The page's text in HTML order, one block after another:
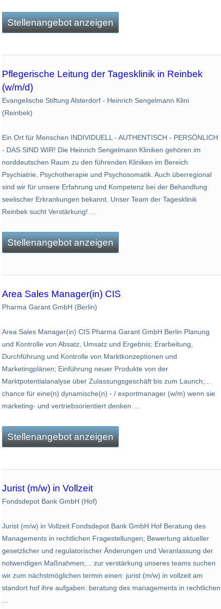
Stellenangebot anzeigen
Pflegerische Leitung der Tagesklinik in Reinbek
(w/m/d)
Evangelische Stiftung Alsterdorf - Heinrich Sengelmann Klini
(Reinbek)
Ein Ort für Menschen INDIVIDUELL - AUTHENTISCH - PERSÖNLICH
- DAS SIND WIR! Die Heinrich Sengelmann Kliniken gehören im
norddeutschen Raum zu den führenden Kliniken im Bereich
Psychiatrie, Psychotherapie und Psychosomatik. Auch überregional
sind wir für unsere Erfahrung und Kompetenz bei der Behandlung
seelischer Erkrankungen bekannt. Unser Team der Tagesklinik
Reinbek sucht Verstärkung! ...
Stellenangebot anzeigen
Area Sales Manager(in) CIS
Pharma Garant GmbH (Berlin)
Area Sales Manager(in) CIS Pharma Garant GmbH Berlin Planung
und Kontrolle von Absatz, Umsatz und Ergebnis; Erarbeitung,
Durchführung und Kontrolle von Marktkonzeptionen und
Marketingplänen; Einführung neuer Produkte von der
Marktpotentialanalyse über Zulassungsgeschäft bis zum Launch;...
chance für eine(n) dynamische(n) - / exportmanager (w/m) wenn sie
marketing- und vertriebsorientiert denken ...
Stellenangebot anzeigen
Jurist (m/w) in Vollzeit
Fondsdepot Bank GmbH (Hof)
Jurist (m/w) in Vollzeit Fondsdepot Bank GmbH Hof Beratung des
Managements in rechtlichen Fragestellungen; Bewertung aktueller
gesetzlicher und regulatorischer Änderungen und Veranlassung der
notwendigen Maßnahmen;... zur verstärkung unseres teams suchen
wir zum nächstmöglichen termin einen: jurist (m/w) in vollzeit am
standort hof ihre aufgaben: beratung des managements in rechtlichen
...